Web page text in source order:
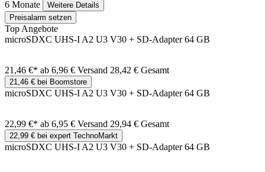
6 Monate
Weitere Details
Preisalarm setzen
Top Angebote
microSDXC UHS-I A2 U3 V30 + SD-Adapter 64 GB
21,46 €* ab 6,96 € Versand 28,42 € Gesamt
21,46 € bei Boomstore
microSDXC UHS-I A2 U3 V30 + SD-Adapter 64 GB
22,99 €* ab 6,95 € Versand 29,94 € Gesamt
22,99 € bei expert TechnoMarkt
microSDXC UHS-I A2 U3 V30 + SD-Adapter 64 GB